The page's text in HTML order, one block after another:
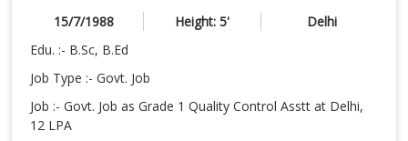
15/7/1988 Height: 5'
Delhi
Edu. :- B.Sc, B.Ed
Job Type :- Govt. Job
Job :- Govt. Job as Grade 1 Quality Control Asstt at Delhi,
12 LPA